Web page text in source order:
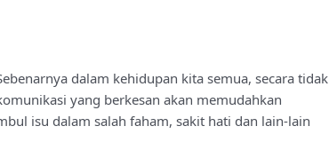
dalam kehidupan kita semua, secara tidak
yang berkesan akan memudahkan
isu dalam salah faham, sakit hati dan lain-lain